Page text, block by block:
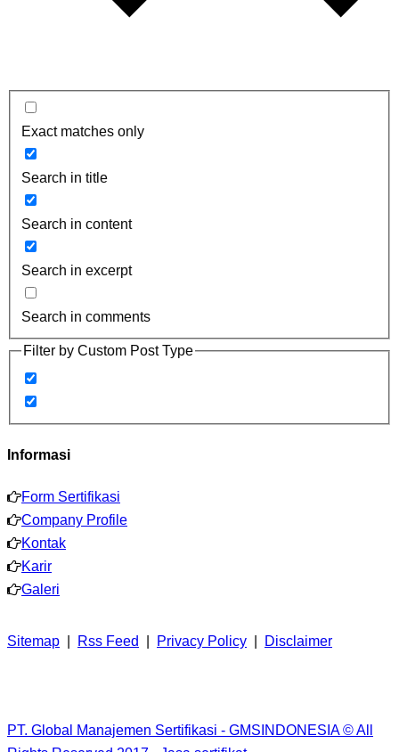
Exact matches only
Search in title
Search in content
Search in excerpt
Search in comments
Filter by Custom Post Type
Informasi
Form Sertifikasi
Company Profile
Kontak
Karir
Galeri
Sitemap Rss Feed Privacy Policy Disclaimer
PT. Global Manajemen Sertifikasi - GMSINDONESIA © All